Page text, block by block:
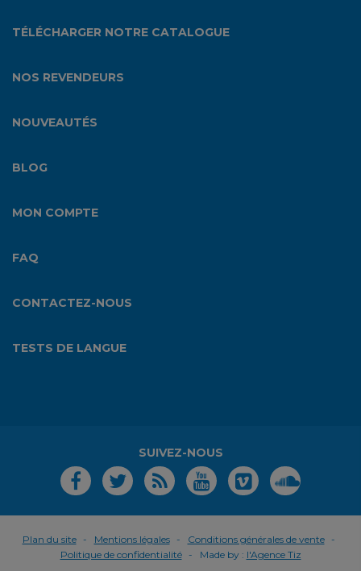
TÉLÉCHARGER NOTRE CATALOGUE
NOS REVENDEURS
NOUVEAUTÉS
BLOG
MON COMPTE
FAQ
CONTACTEZ-NOUS
TESTS DE LANGUE
SUIVEZ-NOUS
Plan du site Mentions légales
Conditions générales de vente
Politique de confidentialité
Made by : l'Agence Tiz